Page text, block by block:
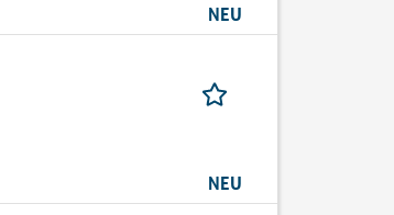
NEU
NEU